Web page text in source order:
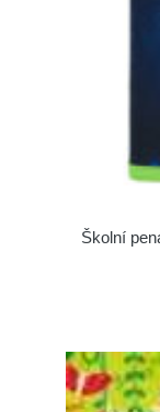
Školní